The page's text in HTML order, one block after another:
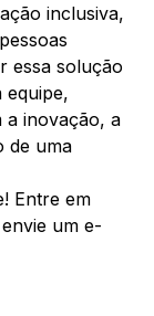
inclusiva,
essa solução
equipe,
a inovação, a
de uma
Entre em
um e-